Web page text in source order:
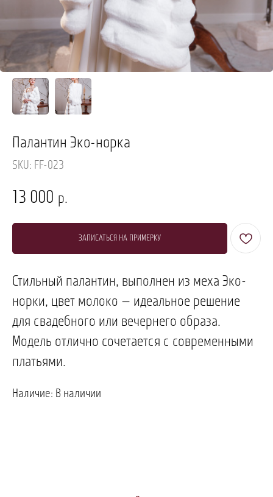
ПОЗВОНИТЬ
Палантин Эко-норка
SKU: FF-023
13 000 р.
ЗАПИСАТЬСЯ НА ПРИМЕРКУ
Стильный палантин, выполнен из меха Эко-
норки, цвет молоко — идеальное решение
для свадебного или вечернего образа.
Модель отлично сочетается с современными
платьями.
Наличие: В наличии